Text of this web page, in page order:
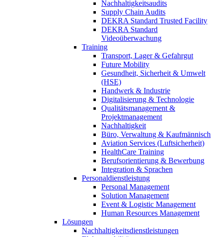
Nachhaltigkeitsaudits
Supply Chain Audits
DEKRA Standard Trusted Facility
DEKRA Standard
Videoüberwachung
Training
Transport, Lager & Gefahrgut
Future Mobility
Gesundheit, Sicherheit & Umwelt
(HSE)
Handwerk & Industrie
Digitalisierung & Technologie
Qualitätsmanagement &
Projektmanagement
Nachhaltigkeit
Büro, Verwaltung & Kaufmännisch
Aviation Services (Luftsicherheit)
HealthCare Training
Berufsorientierung & Bewerbung
Integration & Sprachen
Personaldienstleistung
Personal Management
Solution Management
Event & Logistic Management
Human Resources Management
Lösungen
Nachhaltigkeitsdienstleistungen